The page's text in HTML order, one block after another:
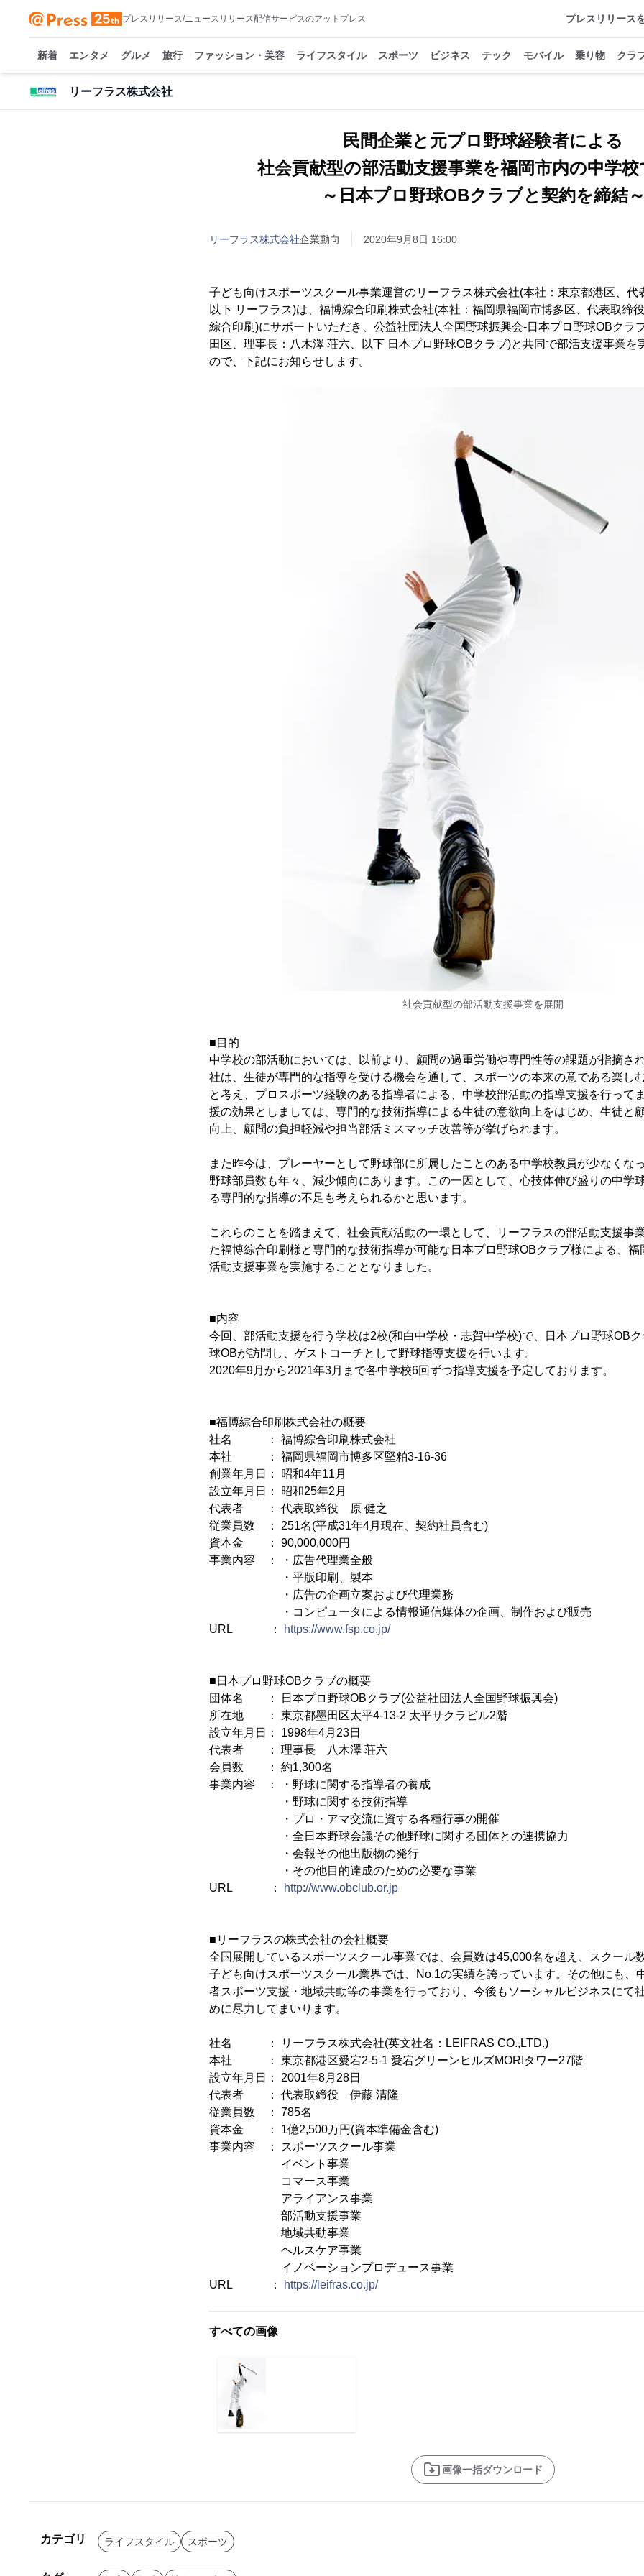
プレスリリース/ニュースリリース配信サービスのアットプレス プレスリリース
新着 エンタメ グルメ 旅行 ファッション・美容 ライフスタイル スポーツ ビジネス テック モバイル 乗り物 クラ
リーフラス株式会社
民間企業と元プロ野球経験者による
社会貢献型の部活動支援事業を福岡市内の中学
～日本プロ野球OBクラブと契約を締結～
リーフラス株式会社企業動向 2020年9月8日 16:00
子ども向けスポーツスクール事業運営のリーフラス株式会社(本社：東京都港区、代
以下 リーフラス)は、福博綜合印刷株式会社(本社：福岡県福岡市博多区、代表取締
綜合印刷)にサポートいただき、公益社団法人全国野球振興会-日本プロ野球OBクラ
田区、理事長：八木澤 荘六、以下 日本プロ野球OBクラブ)と共同で部活支援事業を
ので、下記にお知らせします。
社会貢献型の部活動支援事業を展開
■目的
中学校の部活動においては、以前より、顧問の過重労働や専門性等の課題が指摘さ
社は、生徒が専門的な指導を受ける機会を通して、スポーツの本来の意である楽し
と考え、プロスポーツ経験のある指導者による、中学校部活動の指導支援を行って
援の効果としましては、専門的な技術指導による生徒の意欲向上をはじめ、生徒と
向上、顧問の負担軽減や担当部活ミスマッチ改善等が挙げられます。
また昨今は、プレーヤーとして野球部に所属したことのある中学校教員が少なくな
野球部員数も年々、減少傾向にあります。この一因として、心技体伸び盛りの中学
る専門的な指導の不足も考えられるかと思います。
これらのことを踏まえて、社会貢献活動の一環として、リーフラスの部活動支援事
た福博綜合印刷様と専門的な技術指導が可能な日本プロ野球OBクラブ様による、福
活動支援事業を実施することとなりました。
■内容
今回、部活動支援を行う学校は2校(和白中学校・志賀中学校)で、日本プロ野球OB
球OBが訪問し、ゲストコーチとして野球指導支援を行います。
2020年9月から2021年3月まで各中学校6回ずつ指導支援を予定しております。
■福博綜合印刷株式会社の概要
社名 ： 福博綜合印刷株式会社
本社 ： 福岡県福岡市博多区堅粕3-16-36
創業年月日： 昭和4年11月
設立年月日： 昭和25年2月
代表者 ： 代表取締役 原 健之
従業員数 ： 251名(平成31年4月現在、契約社員含む)
資本金 ： 90,000,000円
事業内容 ： ・広告代理業全般
・平版印刷、製本
・広告の企画立案および代理業務
・コンピュータによる情報通信媒体の企画、制作および販売
URL ：
https://www.fsp.co.jp/
■日本プロ野球OBクラブの概要
団体名 ： 日本プロ野球OBクラブ(公益社団法人全国野球振興会)
所在地 ： 東京都墨田区太平4-13-2 太平サクラビル2階
設立年月日： 1998年4月23日
代表者 ： 理事長 八木澤 荘六
会員数 ： 約1,300名
事業内容 ： ・野球に関する指導者の養成
・野球に関する技術指導
・プロ・アマ交流に資する各種行事の開催
・全日本野球会議その他野球に関する団体との連携協力
・会報その他出版物の発行
・その他目的達成のための必要な事業
URL ：
http://www.obclub.or.jp
■リーフラスの株式会社の会社概要
全国展開しているスポーツスクール事業では、会員数は45,000名を超え、スクール
子ども向けスポーツスクール業界では、No.1の実績を誇っています。その他にも、
者スポーツ支援・地域共動等の事業を行っており、今後もソーシャルビジネスにて
めに尽力してまいります。
社名 ： リーフラス株式会社(英文社名：LEIFRAS CO.,LTD.)
本社 ： 東京都港区愛宕2-5-1 愛宕グリーンヒルズMORIタワー27階
設立年月日： 2001年8月28日
代表者 ： 代表取締役 伊藤 清隆
従業員数 ： 785名
資本金 ： 1億2,500万円(資本準備金含む)
事業内容 ： スポーツスクール事業
イベント事業
コマース事業
アライアンス事業
部活動支援事業
地域共動事業
ヘルスケア事業
イノベーションプロデュース事業
URL ：
https://leifras.co.jp/
すべての画像
画像一括ダウンロード
カテゴリ ライフスタイル スポーツ